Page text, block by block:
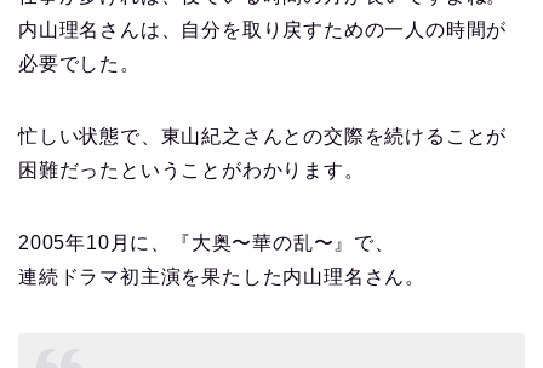
内山理名さんは、自分を取り戻すための一人の時間が
必要でした。
忙しい状態で、東山紀之さんとの交際を続けることが
困難だったということがわかります。
2005年10月に、『大奥〜華の乱〜』で、
連続ドラマ初主演を果たした内山理名さん。